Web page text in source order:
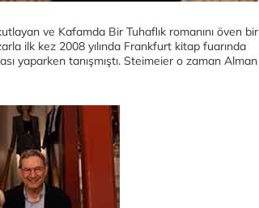
ve Kafamda Bir Tuhaflık romanını öven bir
ilk kez 2008 yılında Frankfurt kitap fuarında
yaparken tanışmıştı. Steimeier o zaman Alman